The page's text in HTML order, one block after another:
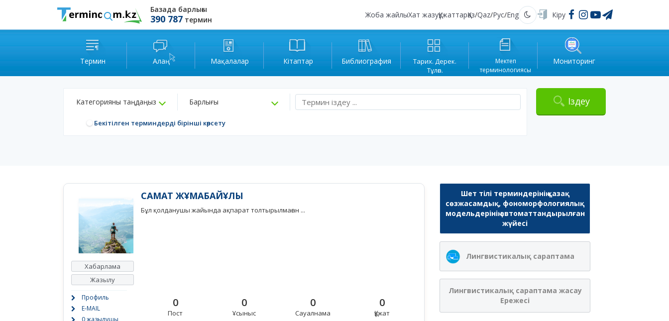
Базада барлығы
390 787 термин
Жоба жайлыХат жазуҚұжаттарҚаз/Qaz/Рус/Eng Қараңғы Кіру
Термин Алаң Мақалалар Кітаптар Библиография
Тарих. Дерек.
Тұлға.
Мектеп
терминологиясы
Мониторинг
Категорияны таңдаңыз Барлығы
Бекітілген терминдерді бірінші көрсету
Іздеу
Хабарлама
Жазылу
Профиль
E-MAIL
0 жазылушы
САМАТ ЖҰМАБАЙҰЛЫ
Бұл қолданушы жайында ақпарат толтырылмаған ...
0
Пост
0
Ұсыныс
0
Сауалнама
0
Құжат
Шет тілі терминдерінің қазақ
сөзжасамдық, фономорфологиялық
модельдерінің автоматтандырылған
жүйесі
Лингвистикалық сараптама
Лингвистикалық сараптама жасау
Ережесі